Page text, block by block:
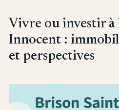
Vivre ou investir à
Innocent :
et perspectives